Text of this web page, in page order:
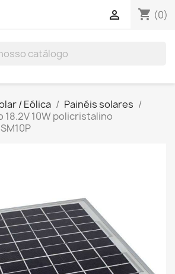
shopping_cart (0)

/ Eólica
Painéis solares
10W policristalino